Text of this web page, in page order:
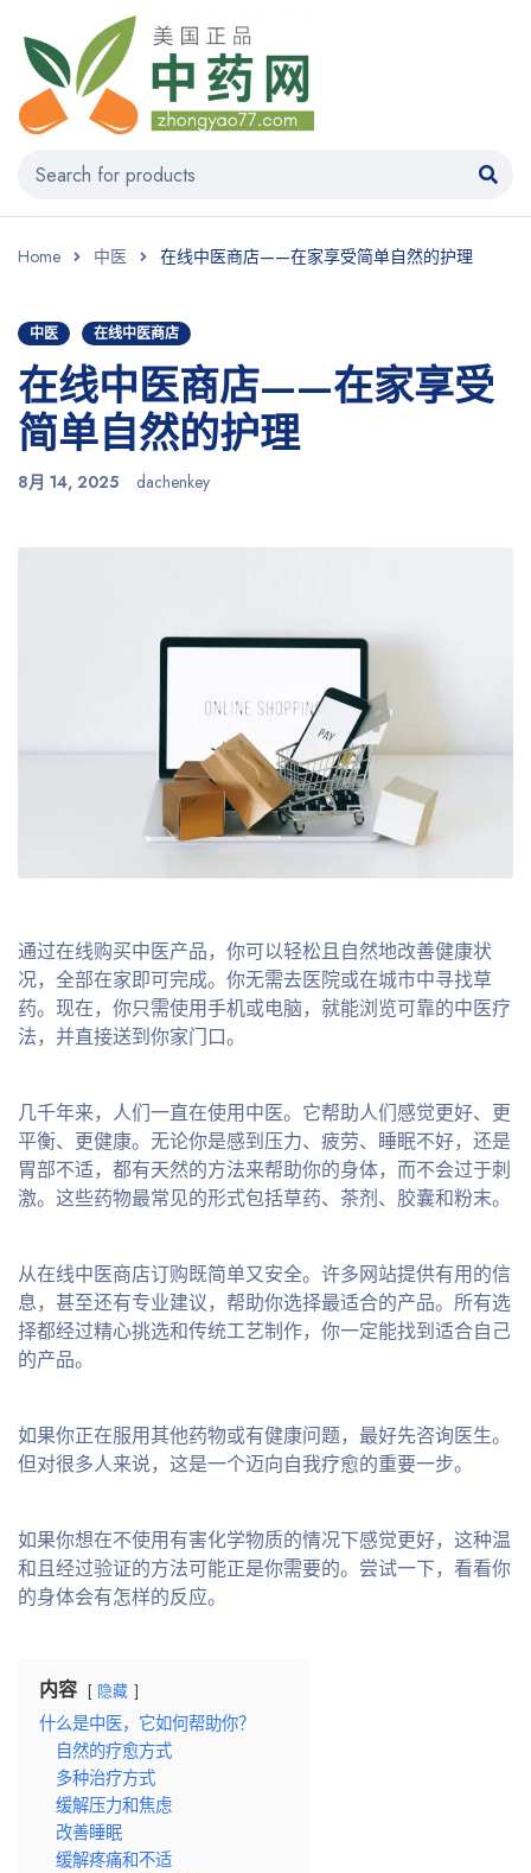
Home 中医 在线中医商店——在家享受简单自然的护理
中医 在线中医商店
在线中医商店——在家享受
简单自然的护理
8月 14, 2025 dachenkey
通过在线购买中医产品，你可以轻松且自然地改善健康状
况，全部在家即可完成。你无需去医院或在城市中寻找草
药。现在，你只需使用手机或电脑，就能浏览可靠的中医疗
法，并直接送到你家门口。
几千年来，人们一直在使用中医。它帮助人们感觉更好、更
平衡、更健康。无论你是感到压力、疲劳、睡眠不好，还是
胃部不适，都有天然的方法来帮助你的身体，而不会过于刺
激。这些药物最常见的形式包括草药、茶剂、胶囊和粉末。
从在线中医商店订购既简单又安全。许多网站提供有用的信
息，甚至还有专业建议，帮助你选择最适合的产品。所有选
择都经过精心挑选和传统工艺制作，你一定能找到适合自己
的产品。
如果你正在服用其他药物或有健康问题，最好先咨询医生。
但对很多人来说，这是一个迈向自我疗愈的重要一步。
如果你想在不使用有害化学物质的情况下感觉更好，这种温
和且经过验证的方法可能正是你需要的。尝试一下，看看你
的身体会有怎样的反应。
内容 隐藏
什么是中医，它如何帮助你？
自然的疗愈方式
多种治疗方式
缓解压力和焦虑
改善睡眠
缓解疼痛和不适